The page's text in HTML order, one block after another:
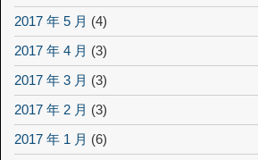
2017 年 5 月 (4)
2017 年 4 月 (3)
2017 年 3 月 (3)
2017 年 2 月 (3)
2017 年 1 月 (6)